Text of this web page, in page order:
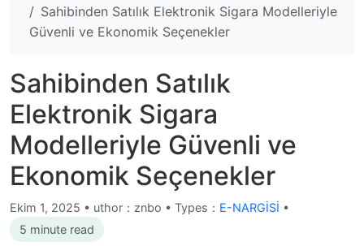
Sahibinden Satılık Elektronik Sigara Modelleriyle
Güvenli ve Ekonomik Seçenekler
Sahibinden Satılık
Elektronik Sigara
Modelleriyle Güvenli ve
Ekonomik Seçenekler
Ekim 1, 2025 • uthor：znbo • Types： E-NARGİSİ •
5 minute read